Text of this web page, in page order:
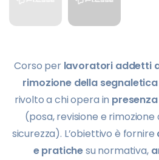
Corso per lavoratori addetti
rimozione della
rivolto a chi opera in
(posa, revisione e
sicurezza). L’obiettivo è fornire
e pratichesu normativa,